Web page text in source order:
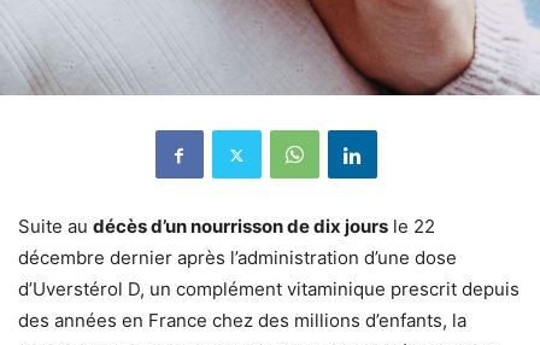
Suite au décès d’un nourrisson de dix jours le 22
décembre dernier après l’administration d’une dose
d’Uverstérol D, un complément vitaminique prescrit depuis
des années en France chez des millions d’enfants, la